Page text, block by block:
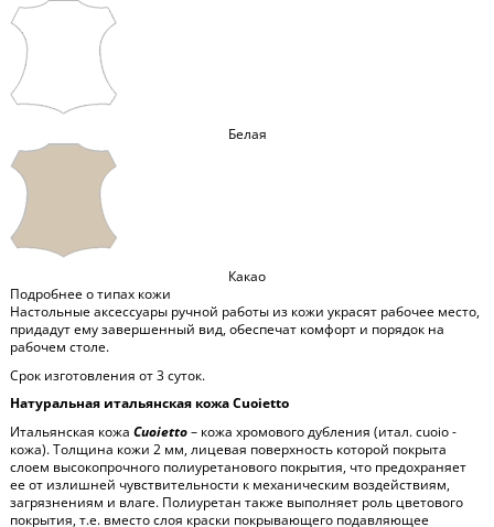
Белая
Какао
Подробнее о типах кожи
Настольные аксессуары ручной работы из кожи украсят рабочее место,
придадут ему завершенный вид, обеспечат комфорт и порядок на
рабочем столе.
Срок изготовления от 3 суток.
Натуральная итальянская кожа Cuoietto
Итальянская кожа Cuoietto– кожа хромового дубления (итал. cuoio -
кожа). Толщина кожи 2 мм, лицевая поверхность которой покрыта
слоем высокопрочного полиуретанового покрытия, что предохраняет
ее от излишней чувствительности к механическим воздействиям,
загрязнениям и влаге. Полиуретан также выполняет роль цветового
покрытия, т.е. вместо слоя краски покрывающего подавляющее